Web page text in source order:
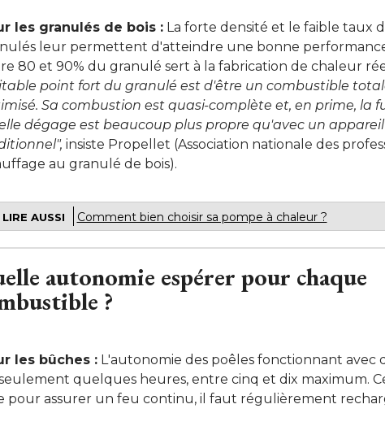
les granulés de bois : La forte densité et le faible taux
leur permettent d'atteindre une bonne
80 et 90% du granulé sert à la fabrication de chaleur
point fort du granulé est d'être un combustible
Sa combustion est quasi-complète et, en prime, la
dégage est beaucoup plus propre qu'avec un
insiste Propellet (Association nationale des
au granulé de bois).
AUSSI Comment bien choisir sa pompe à chaleur ?
autonomie espérer pour chaque
?
les bûches : L'autonomie des poêles fonctionnant avec
quelques heures, entre cinq et dix maximum.
pour assurer un feu continu, il faut régulièrement